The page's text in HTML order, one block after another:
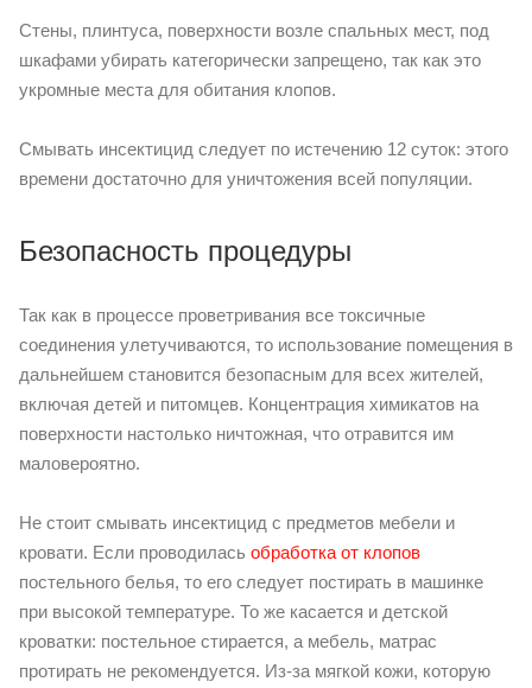
Стены, плинтуса, поверхности возле спальных мест, под
шкафами убирать категорически запрещено, так как это
укромные места для обитания клопов.
Смывать инсектицид следует по истечению 12 суток: этого
времени достаточно для уничтожения всей популяции.
Безопасность процедуры
Так как в процессе проветривания все токсичные
соединения улетучиваются, то использование помещения в
дальнейшем становится безопасным для всех жителей,
включая детей и питомцев. Концентрация химикатов на
поверхности настолько ничтожная, что отравится им
маловероятно.
Не стоит смывать инсектицид с предметов мебели и
кровати. Если проводилась обработка от клопов
постельного белья, то его следует постирать в машинке
при высокой температуре. То же касается и детской
кроватки: постельное стирается, а мебель, матрас
протирать не рекомендуется. Из-за мягкой кожи, которую